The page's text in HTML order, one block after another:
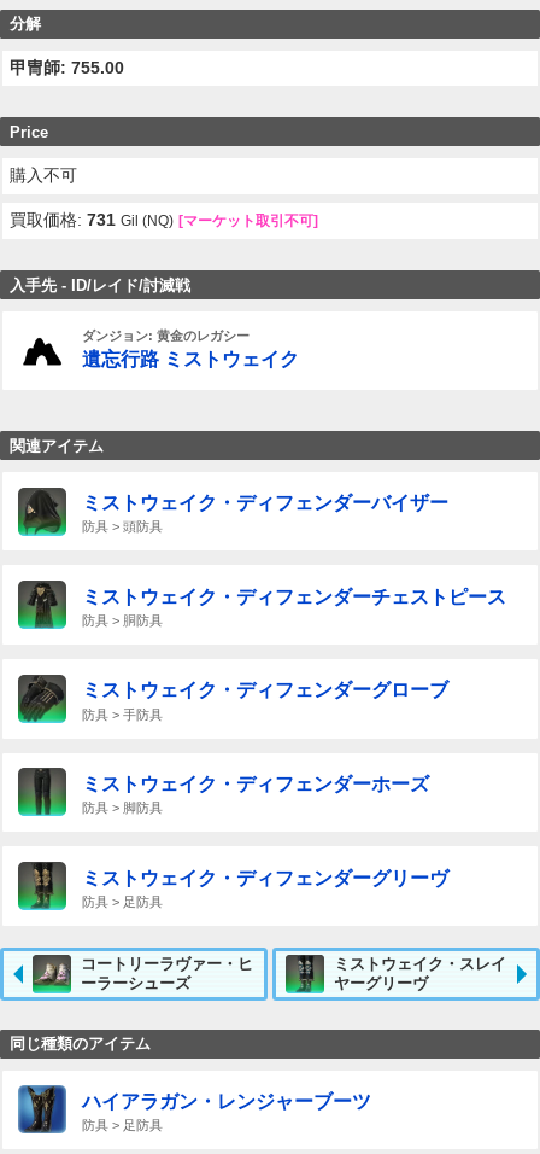
分解
甲冑師: 755.00
Price
購入不可
買取価格:731 Gil (NQ) [マーケット取引不可]
入手先 - ID/レイド/討滅戦
ダンジョン: 黄金のレガシー
遺忘行路 ミストウェイク
関連アイテム
ミストウェイク・ディフェンダーバイザー
防具 > 頭防具
ミストウェイク・ディフェンダーチェストピース
防具 > 胴防具
ミストウェイク・ディフェンダーグローブ
防具 > 手防具
ミストウェイク・ディフェンダーホーズ
防具 > 脚防具
ミストウェイク・ディフェンダーグリーヴ
防具 > 足防具
コートリーラヴァー・ヒ
ーラーシューズ
ミストウェイク・スレイ
ヤーグリーヴ
同じ種類のアイテム
ハイアラガン・レンジャーブーツ
防具 > 足防具